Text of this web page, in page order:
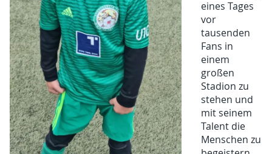
eines Tages
vor
tausenden
Fans in
einem
großen
Stadion zu
stehen und
mit seinem
Talent die
Menschen zu